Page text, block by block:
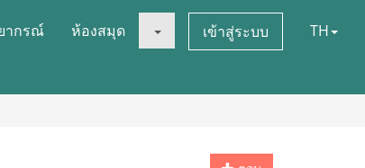
ากรณ์ ห้องสมุด เข้าสู่ระบบ TH